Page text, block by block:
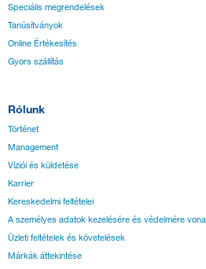
Speciális megrendelések
Tanúsítványok
Online Értékesítés
Gyors szállítás
Rólunk
Történet
Management
Víziói és küldetése
Karrier
Kereskedelmi feltételei
A személyes adatok kezelésére és védelmére
Üzleti feltételek és követelések
Márkák áttekintése